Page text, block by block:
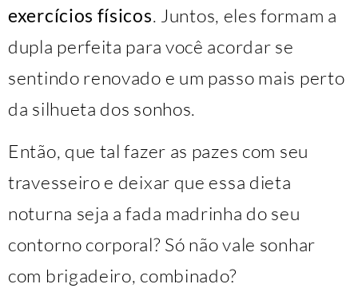
exercícios físicos. Juntos, eles formam a
dupla perfeita para você acordar se
sentindo renovado e um passo mais perto
da silhueta dos sonhos.
Então, que tal fazer as pazes com seu
travesseiro e deixar que essa dieta
noturna seja a fada madrinha do seu
contorno corporal? Só não vale sonhar
com brigadeiro, combinado?